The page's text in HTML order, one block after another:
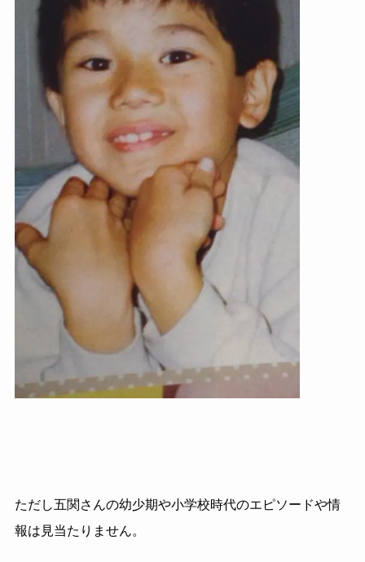
ただし五関さんの幼少期や小学校時代のエピソードや情
報は見当たりません。